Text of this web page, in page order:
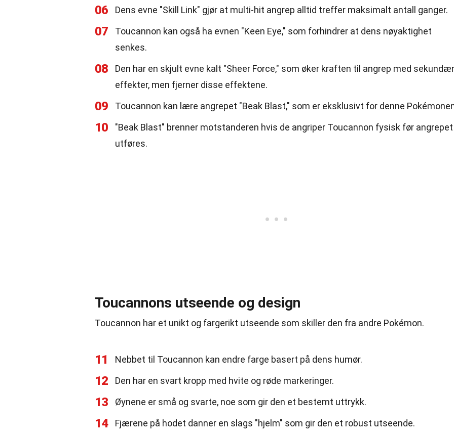
06 Dens evne "Skill Link" gjør at multi-hit angrep alltid treffer maksimalt antall ganger.
07
Toucannon kan også ha evnen "Keen Eye," som forhindrer at dens nøyaktighet
senkes.
08
Den har en skjult evne kalt "Sheer Force," som øker kraften til angrep med
effekter, men fjerner disse effektene.
09 Toucannon kan lære angrepet "Beak Blast," som er eksklusivt for denne
10
"Beak Blast" brenner motstanderen hvis de angriper Toucannon fysisk før angrepet
utføres.
Toucannons utseende og design
Toucannon har et unikt og fargerikt utseende som skiller den fra andre Pokémon.
11 Nebbet til Toucannon kan endre farge basert på dens humør.
12 Den har en svart kropp med hvite og røde markeringer.
13 Øynene er små og svarte, noe som gir den et bestemt uttrykk.
14 Fjærene på hodet danner en slags "hjelm" som gir den et robust utseende.